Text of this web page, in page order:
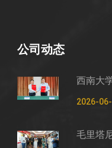
公司动态
2026-